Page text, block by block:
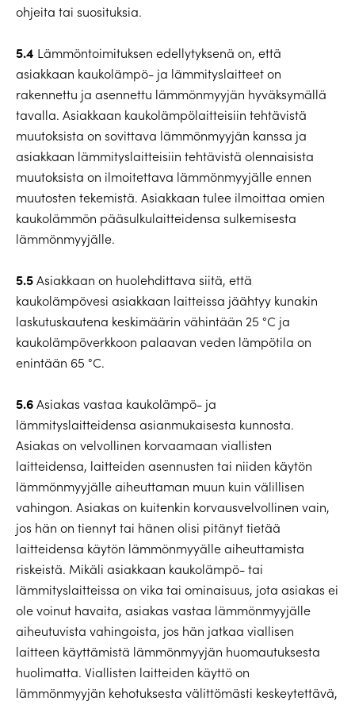
ohjeita tai suosituksia.
5.4 Lämmöntoimituksen edellytyksenä on, että
asiakkaan kaukolämpö- ja lämmityslaitteet on
rakennettu ja asennettu lämmönmyyjän hyväksymällä
tavalla. Asiakkaan kaukolämpölaitteisiin tehtävistä
muutoksista on sovittava lämmönmyyjän kanssa ja
asiakkaan lämmityslaitteisiin tehtävistä olennaisista
muutoksista on ilmoitettava lämmönmyyjälle ennen
muutosten tekemistä. Asiakkaan tulee ilmoittaa omien
kaukolämmön pääsulkulaitteidensa sulkemisesta
lämmönmyyjälle.
5.5Asiakkaan on huolehdittava siitä, että
kaukolämpövesi asiakkaan laitteissa jäähtyy kunakin
laskutuskautena keskimäärin vähintään 25 °C ja
kaukolämpöverkkoon palaavan veden lämpötila on
enintään 65 °C.
5.6Asiakas vastaa kaukolämpö- ja
lämmityslaitteidensa asianmukaisesta kunnosta.
Asiakas on velvollinen korvaamaan viallisten
laitteidensa, laitteiden asennusten tai niiden käytön
lämmönmyyjälle aiheuttaman muun kuin välillisen
vahingon. Asiakas on kuitenkin korvausvelvollinen vain,
jos hän on tiennyt tai hänen olisi pitänyt tietää
laitteidensa käytön lämmönmyyälle aiheuttamista
riskeistä. Mikäli asiakkaan kaukolämpö- tai
lämmityslaitteissa on vika tai ominaisuus, jota asiakas ei
ole voinut havaita, asiakas vastaa lämmönmyyjälle
aiheutuvista vahingoista, jos hän jatkaa viallisen
laitteen käyttämistä lämmönmyyjän huomautuksesta
huolimatta. Viallisten laitteiden käyttö on
lämmönmyyjän kehotuksesta välittömästi keskeytettävä,